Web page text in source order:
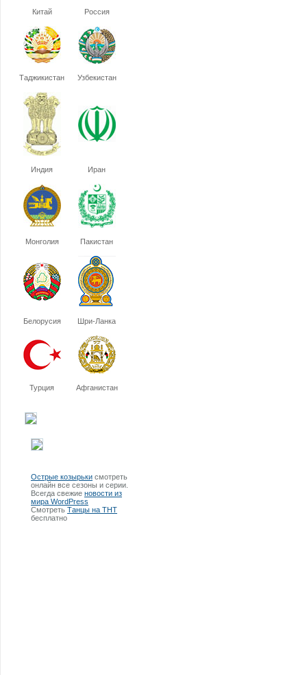
Китай Россия
Таджикистан Узбекистан
Индия Иран
Монголия Пакистан
Белорусия Шри-Ланка
Турция Афганистан
Острые козырьки смотреть
онлайн все сезоны и серии.
Всегда свежие новости из
мира WordPress
Смотреть Танцы на ТНТ
бесплатно